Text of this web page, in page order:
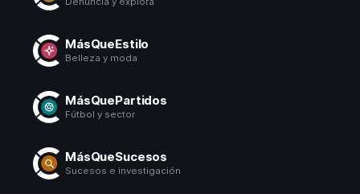
MásQueEstilo
Belleza y moda
MásQuePartidos
Fútbol y sector
MásQueSucesos
Sucesos e investigación